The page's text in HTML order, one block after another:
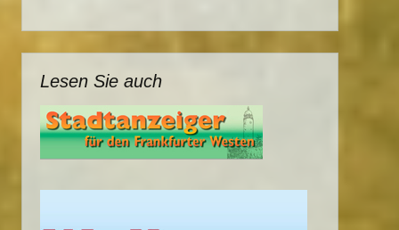
Lesen Sie auch